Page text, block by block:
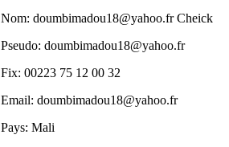
Nom: doumbimadou18@yahoo.fr Cheick
Pseudo: doumbimadou18@yahoo.fr
Fix: 00223 75 12 00 32
Email: doumbimadou18@yahoo.fr
Pays: Mali